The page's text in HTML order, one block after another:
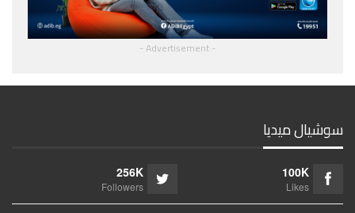
- Advertisement -
سوشيال ميديا
100K
Likes
256K
Followers